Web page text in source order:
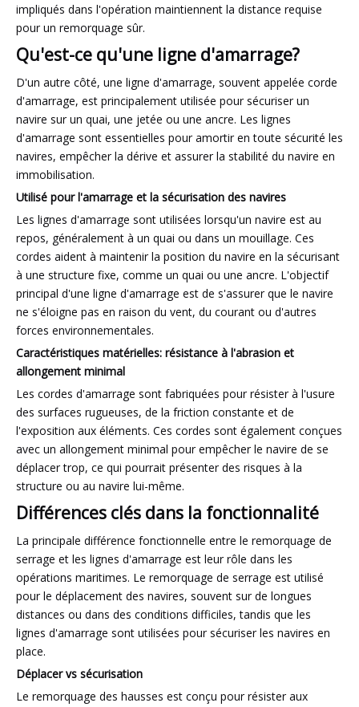
impliqués dans l'opération maintiennent la distance requise
pour un remorquage sûr.
Qu'est-ce qu'une ligne d'amarrage?
D'un autre côté, une ligne d'amarrage, souvent appelée corde
d'amarrage, est principalement utilisée pour sécuriser un
navire sur un quai, une jetée ou une ancre. Les lignes
d'amarrage sont essentielles pour amortir en toute sécurité les
navires, empêcher la dérive et assurer la stabilité du navire en
immobilisation.
Utilisé pour l'amarrage et la sécurisation des navires
Les lignes d'amarrage sont utilisées lorsqu'un navire est au
repos, généralement à un quai ou dans un mouillage. Ces
cordes aident à maintenir la position du navire en la sécurisant
à une structure fixe, comme un quai ou une ancre. L'objectif
principal d'une ligne d'amarrage est de s'assurer que le navire
ne s'éloigne pas en raison du vent, du courant ou d'autres
forces environnementales.
Caractéristiques matérielles: résistance à l'abrasion et
allongement minimal
Les cordes d'amarrage sont fabriquées pour résister à l'usure
des surfaces rugueuses, de la friction constante et de
l'exposition aux éléments. Ces cordes sont également conçues
avec un allongement minimal pour empêcher le navire de se
déplacer trop, ce qui pourrait présenter des risques à la
structure ou au navire lui-même.
Différences clés dans la fonctionnalité
La principale différence fonctionnelle entre le remorquage de
serrage et les lignes d'amarrage est leur rôle dans les
opérations maritimes. Le remorquage de serrage est utilisé
pour le déplacement des navires, souvent sur de longues
distances ou dans des conditions difficiles, tandis que les
lignes d'amarrage sont utilisées pour sécuriser les navires en
place.
Déplacer vs sécurisation
Le remorquage des hausses est conçu pour résister aux